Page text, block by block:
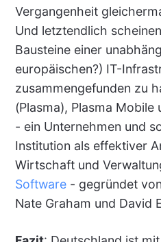
Vergangenheit
Und letztendlich
Bausteine einer
europäischen?) IT-
zusammengefunden zu
(Plasma), Plasma
- ein Unternehmen und
Institution als effektiver
Wirtschaft und
Software- gegründet
Nate Graham und David